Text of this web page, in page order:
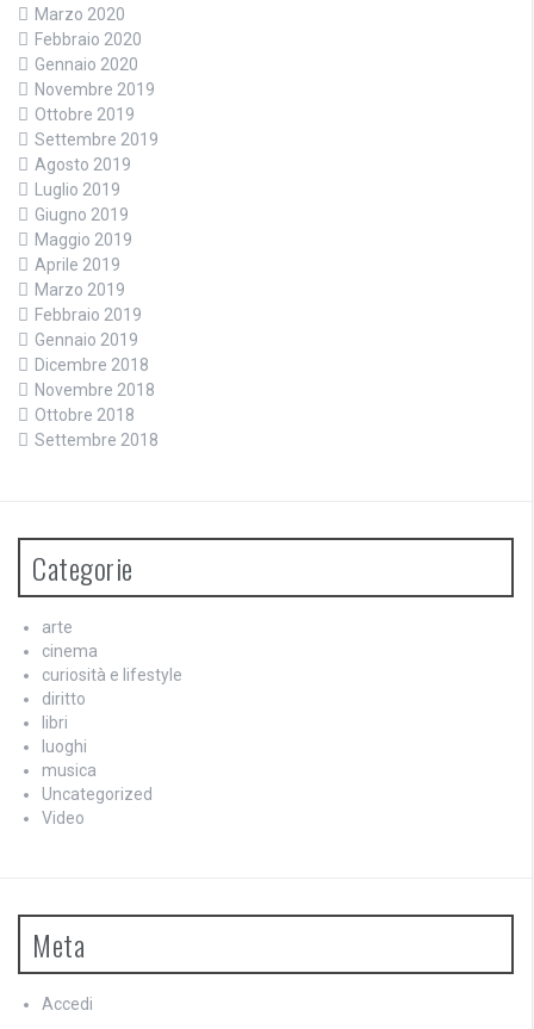
Marzo 2020
Febbraio 2020
Gennaio 2020
Novembre 2019
Ottobre 2019
Settembre 2019
Agosto 2019
Luglio 2019
Giugno 2019
Maggio 2019
Aprile 2019
Marzo 2019
Febbraio 2019
Gennaio 2019
Dicembre 2018
Novembre 2018
Ottobre 2018
Settembre 2018
Categorie
arte
cinema
curiosità e lifestyle
diritto
libri
luoghi
musica
Uncategorized
Video
Meta
Accedi